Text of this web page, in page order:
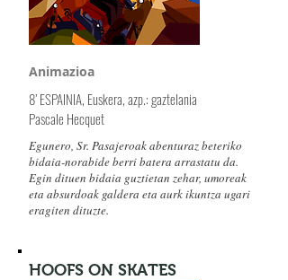
Animazioa
8’ ESPAINIA, Euskera, azp.: gaztelania
Pascale Hecquet
Egunero, Sr. Pasajeroak abenturaz beteriko
bidaia-norabide berri batera arrastatu da.
Egin dituen bidaia guztietan zehar, umoreak
eta absurdoak galdera eta aurk ikuntza ugari
eragiten dituzte.
HOOFS ON SKATES